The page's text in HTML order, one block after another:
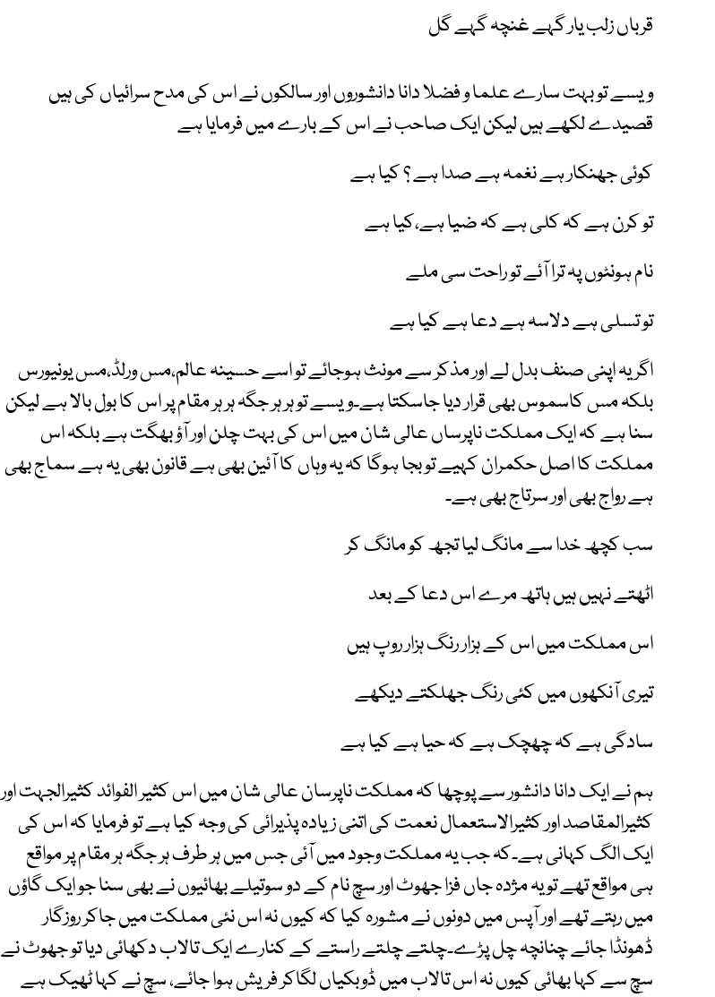
قرباں زلب یار گہے غنچہ گہے گل
ویسے تو بہت سارے علما و فضلا دانا دانشوروں اور سالکوں نے اس کی مدح سرائیاں کی ہیں
قصیدے لکھے ہیں لیکن ایک صاحب نے اس کے بارے میں فرمایا ہے
کوئی جھنکار ہے نغمہ ہے صدا ہے ؟ کیا ہے
تو کرن ہے کہ کلی ہے کہ ضیا ہے،کیا ہے
نام ہونٹوں پہ ترا آئے تو راحت سی ملے
تو تسلی ہے دلاسہ ہے دعا ہے کیا ہے
اگر یہ اپنی صنف بدل لے اور مذکر سے مونث ہوجائے تو اسے حسینہ عالم،مس ورلڈ،مس یونیورس
بلکہ مس کاسموس بھی قرار دیا جاسکتا ہے۔ویسے تو ہر ہر جگہ ہر ہر مقام پر اس کا بول بالا ہے لیکن
سنا ہے کہ ایک مملکت ناپرساں عالی شان میں اس کی بہت چلن اور آؤ بھگت ہے بلکہ اس
مملکت کا اصل حکمران کہیے تو بجا ہوگا کہ یہ وہاں کا آئین بھی ہے قانون بھی یہ ہے سماج بھی
ہے رواج بھی اور سرتاج بھی ہے۔
سب کچھ خدا سے مانگ لیا تجھ کو مانگ کر
اٹھتے نہیں ہیں ہاتھ مرے اس دعا کے بعد
اس مملکت میں اس کے ہزار رنگ ہزار روپ ہیں
تیری آنکھوں میں کئی رنگ جھلکتے دیکھے
سادگی ہے کہ چھچک ہے کہ حیا ہے کیا ہے
ہم نے ایک دانا دانشور سے پوچھا کہ مملکت ناپرسان عالی شان میں اس کثیر الفوائد کثیرالجہت اور
کثیرالمقاصد اور کثیرالاستعمال نعمت کی اتنی زیادہ پذیرائی کی وجہ کیا ہے تو فرمایا کہ اس کی
ایک الگ کہانی ہے۔کہ جب یہ مملکت وجود میں آئی جس میں ہر طرف ہر جگہ ہر مقام پر مواقع
ہی مواقع تھے تو یہ مژدہ جاں فزا جھوٹ اور سچ نام کے دو سوتیلے بھائیوں نے بھی سنا جو ایک گاؤں
میں رہتے تھے اور آپس میں دونوں نے مشورہ کیا کہ کیوں نہ اس نئی مملکت میں جاکر روزگار
ڈھونڈا جائے چنانچہ چل پڑے۔چلتے چلتے راستے کے کنارے ایک تالاب دکھائی دیا تو جھوٹ نے
سچ سے کہا بھائی کیوں نہ اس تالاب میں ڈوبکیاں لگاکر فریش ہوا جائے، سچ نے کہا ٹھیک ہے